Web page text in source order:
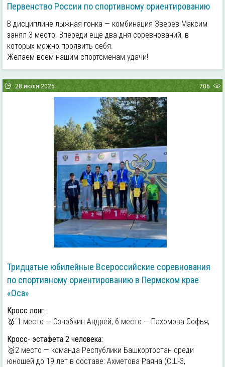
Первенство России по спортивному ориентированию
В дисциплине лыжная гонка — комбинация Зверев Максим
занял 3 место. Впереди ещё два дня соревнований, в
которых можно проявить себя.
Желаем всем нашим спортсменам удачи!
28 июля 2025 706
Тридцатые юбилейные Всероссийские соревнования
по спортивному ориентированию в Пермском крае
«Оса»
Кросс лонг:
🥇 1 место — Ознобкин Андрей; 6 место — Пахомова Софья;
Кросс- эстафета 2 человека:
🥈2 место — команда Республики Башкортостан среди
юношей до 19 лет в составе: Ахметова Раяна (СШ-3,